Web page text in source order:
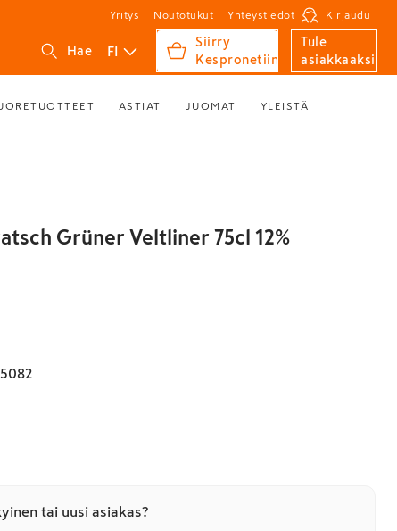
Yritys Noutotukut Yhteystiedot Kirjaudu
Hae FI
Siirry
Kespronetiin
Tule
asiakkaaksi
ASTIAT JUOMAT YLEISTÄ
Grüner Veltliner 75cl 12%
tai uusi asiakas?